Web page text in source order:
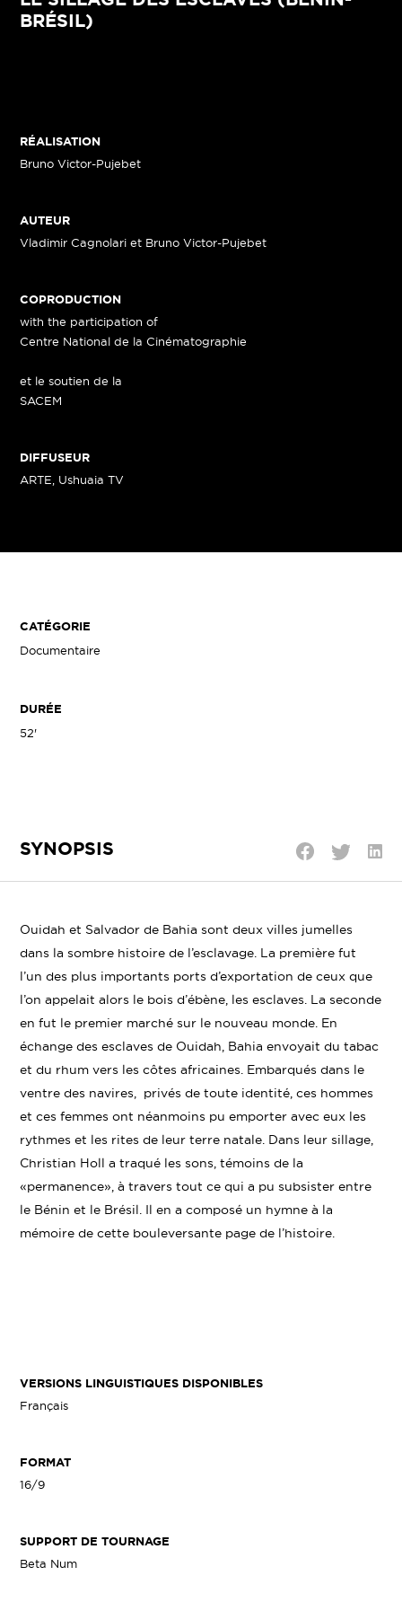
BRÉSIL)
RÉALISATION
Bruno Victor-Pujebet
AUTEUR
Vladimir Cagnolari et Bruno Victor-Pujebet
COPRODUCTION
with the participation of
Centre National de la Cinématographie
et le soutien de la
SACEM
DIFFUSEUR
ARTE, Ushuaia TV
CATÉGORIE
Documentaire
DURÉE
52'
SYNOPSIS
Ouidah et Salvador de Bahia sont deux villes jumelles
dans la sombre histoire de l’esclavage. La première fut
l’un des plus importants ports d’exportation de ceux que
l’on appelait alors le bois d’ébène, les esclaves. La seconde
en fut le premier marché sur le nouveau monde. En
échange des esclaves de Ouidah, Bahia envoyait du tabac
et du rhum vers les côtes africaines. Embarqués dans le
ventre des navires, privés de toute identité, ces hommes
et ces femmes ont néanmoins pu emporter avec eux les
rythmes et les rites de leur terre natale. Dans leur sillage,
Christian Holl a traqué les sons, témoins de la
«permanence», à travers tout ce qui a pu subsister entre
le Bénin et le Brésil. Il en a composé un hymne à la
mémoire de cette bouleversante page de l’histoire.
VERSIONS LINGUISTIQUES DISPONIBLES
Français
FORMAT
16/9
SUPPORT DE TOURNAGE
Beta Num